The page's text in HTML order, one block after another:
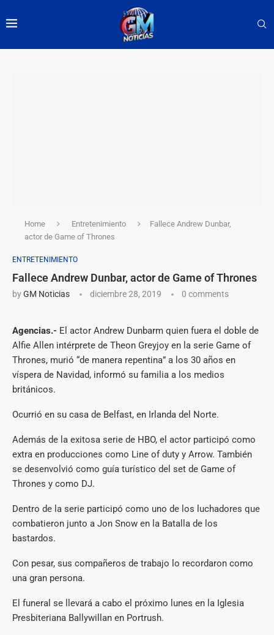
Home Entretenimiento
Fallece Andrew Dunbar,
actor de Game of Thrones
ENTRETENIMIENTO
Fallece Andrew Dunbar, actor de Game of Thrones
byGM Noticias diciembre 28, 2019 0 comments
Agencias.- El actor Andrew Dunbarm quien fuera el doble de
Alfie Allen intérprete de Theon Greyjoy en la serie Game of
Thrones, murió “de manera repentina” a los 30 años en
víspera de Navidad, informó su familia a los medios
británicos.
Ocurrió en su casa de Belfast, en Irlanda del Norte.
Además de la exitosa serie de HBO, el actor participó como
extra en producciones como Line of duty y Arrow. También
se desenvolvió como guía turístico del set de Game of
Thrones y como DJ.
Dentro de la serie participó como uno de los luchadores que
combatieron junto a Jon Snow en la Batalla de los
bastardos.
Con pesar, sus compañeros de trabajo lo recordaron como
una gran persona.
El funeral se llevará a cabo el próximo lunes en la Iglesia
Presbiteriana Ballywillan en Portrush.